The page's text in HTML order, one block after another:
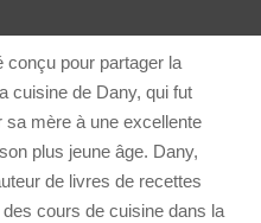
conçu pour partager la
cuisine de Dany, qui fut
sa mère à une excellente
plus jeune âge. Dany,
de livres de recettes
cours de cuisine dans la